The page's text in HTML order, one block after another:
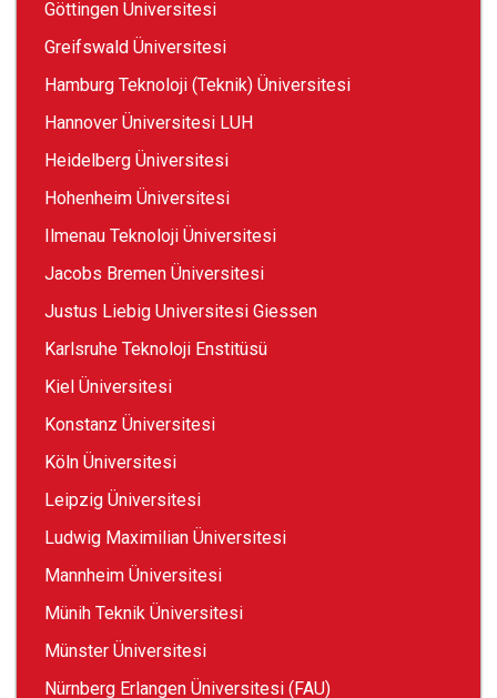
Göttingen Üniversitesi
Greifswald Üniversitesi
Hamburg Teknoloji (Teknik) Üniversitesi
Hannover Üniversitesi LUH
Heidelberg Üniversitesi
Hohenheim Üniversitesi
Ilmenau Teknoloji Üniversitesi
Jacobs Bremen Üniversitesi
Justus Liebig Universitesi Giessen
Karlsruhe Teknoloji Enstitüsü
Kiel Üniversitesi
Konstanz Üniversitesi
Köln Üniversitesi
Leipzig Üniversitesi
Ludwig Maximilian Üniversitesi
Mannheim Üniversitesi
Münih Teknik Üniversitesi
Münster Üniversitesi
Nürnberg Erlangen Üniversitesi (FAU)